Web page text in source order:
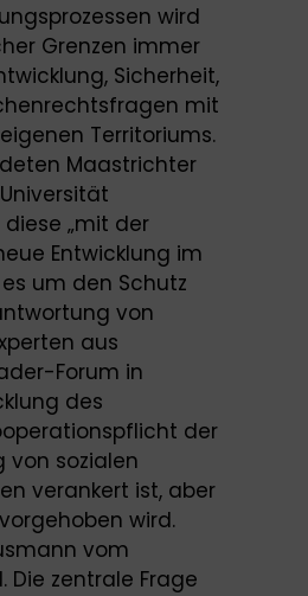
wird
Grenzen immer
Sicherheit,
mit
Territoriums.
Maastrichter
„mit der
Entwicklung im
um den Schutz
von
aus
Forum in
des
der
von sozialen
verankert ist, aber
wird.
vom
Die zentrale Frage